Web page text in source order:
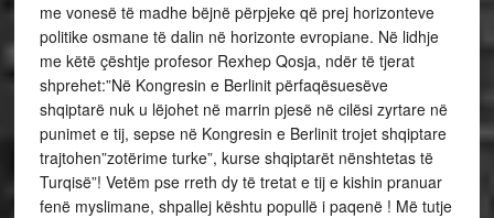
me vonesë të madhe bëjnë përpjeke që prej horizonteve
politike osmane të dalin në horizonte evropiane. Në lidhje
me këtë çështje profesor Rexhep Qosja, ndër të tjerat
shprehet:”Në Kongresin e Berlinit përfaqësuesëve
shqiptarë nuk u lëjohet në marrin pjesë në cilësi zyrtare në
punimet e tij, sepse në Kongresin e Berlinit trojet shqiptare
trajtohen”zotërime turke”, kurse shqiptarët nënshtetas të
Turqisë”! Vetëm pse rreth dy të tretat e tij e kishin pranuar
fenë myslimane, shpallej kështu popullë i paqenë ! Më tutje